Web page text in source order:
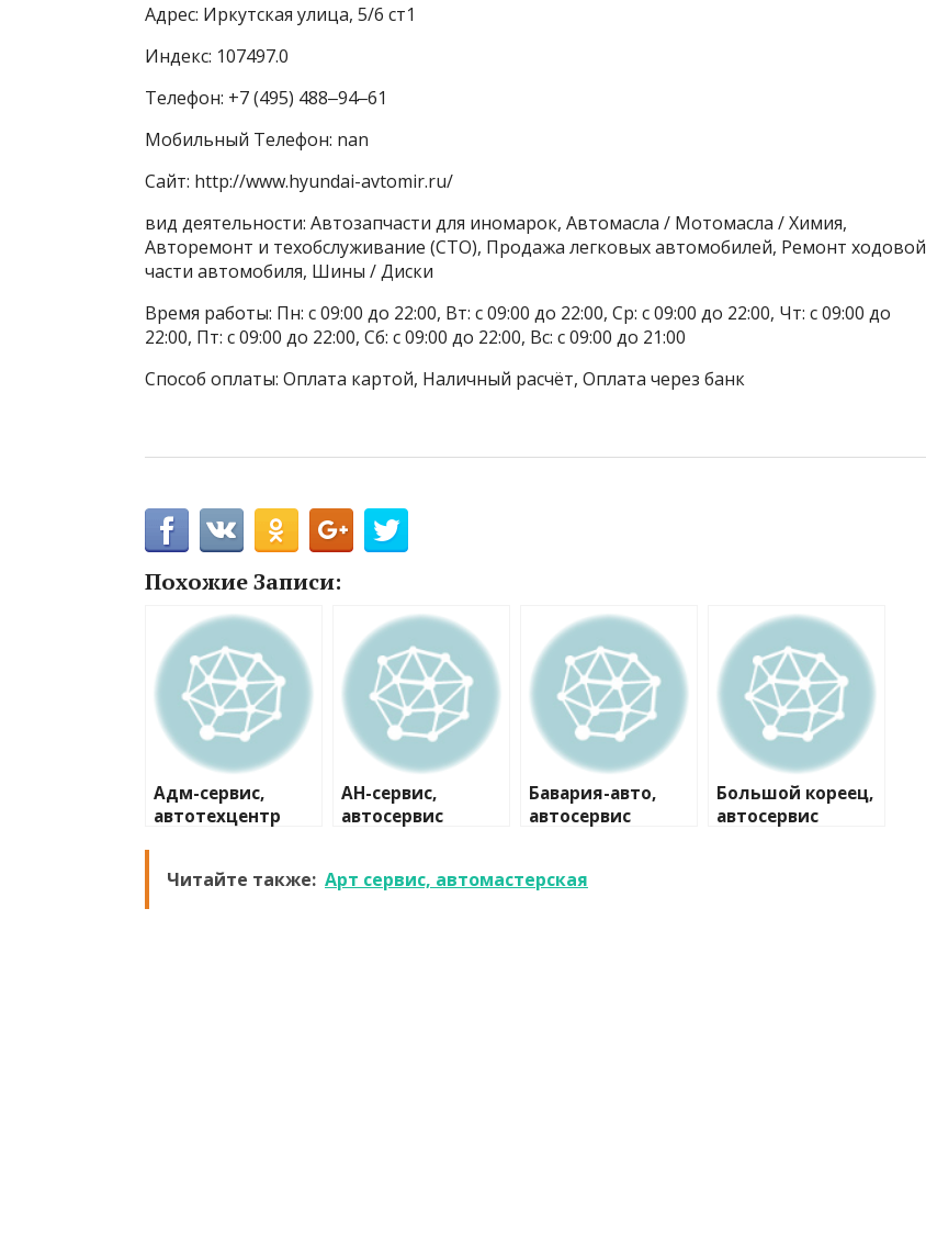
Адрес: Иркутская улица, 5/6 ст1
Индекс: 107497.0
Телефон: +7 (495) 488‒94‒61
Мобильный Телефон: nan
Сайт: http://www.hyundai-avtomir.ru/
вид деятельности: Автозапчасти для иномарок, Автомасла / Мотомасла / Химия,
Авторемонт и техобслуживание (СТО), Продажа легковых автомобилей, Ремонт ходовой
части автомобиля, Шины / Диски
Время работы: Пн: с 09:00 до 22:00, Вт: с 09:00 до 22:00, Ср: с 09:00 до 22:00, Чт: с 09:00 до
22:00, Пт: с 09:00 до 22:00, Сб: с 09:00 до 22:00, Вс: с 09:00 до 21:00
Способ оплаты: Оплата картой, Наличный расчёт, Оплата через банк
Похожие Записи:
Адм-сервис,
автотехцентр
АН-сервис,
автосервис
Бавария-авто,
автосервис
Большой кореец,
автосервис
Читайте также: Арт сервис, автомастерская